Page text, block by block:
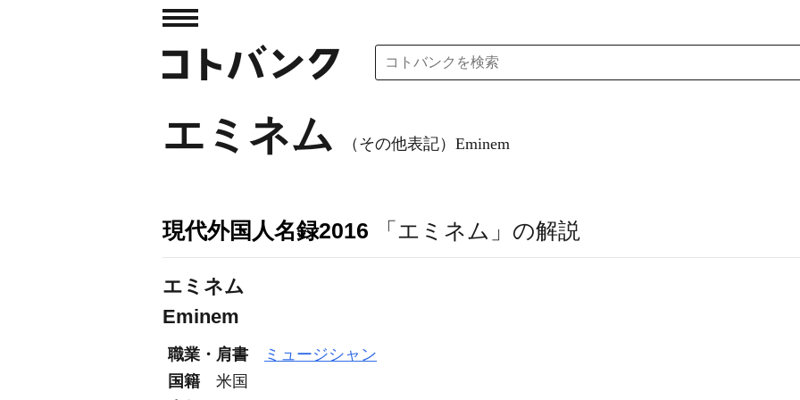
エミネム （その他表記）Eminem
現代外国人名録2016 「エミネム」の解説
エミネム
Eminem
職業・肩書
ミュージシャン
国籍
米国